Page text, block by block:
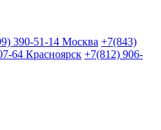
390-51-14 Москва +7(843)
64 Красноярск +7(812) 906-